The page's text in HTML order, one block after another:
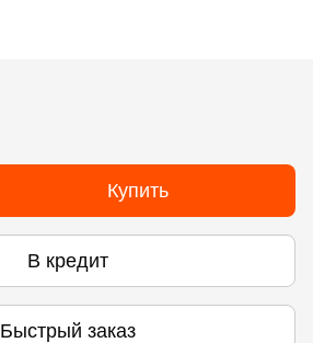
Купить
В кредит
Быстрый заказ